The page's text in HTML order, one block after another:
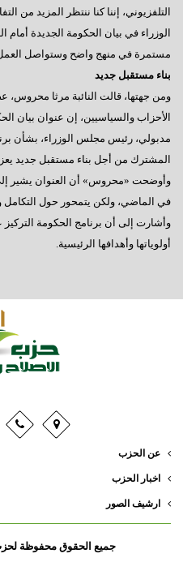
التلفزيوني، إننا كنا ننتظر المزيد
الوزراء في بيان الحكومة الجديدة أمام
مستمرة في منهج واضح وستواصل العمل
بناء مستقبل جديد
ومن جهتها، قالت النائبة مرثا
الأحزاب والسياسيين، إن عنوان بيان
مدبولي، رئيس مجلس الوزراء، بشأن
المشترك من أجل بناء مستقبل جديد
وأوضحت «محروس» أن العنوان يشير
في الماضي، ولكن يتمحور حول التكامل
وأشارت إلى أن برنامج الحكومة
أولوياتها وأهدافها الرئيسية.
عن الحزب
اخبار الحزب
ارشيف الصور
جميع الحقوق محفوظة لحزب